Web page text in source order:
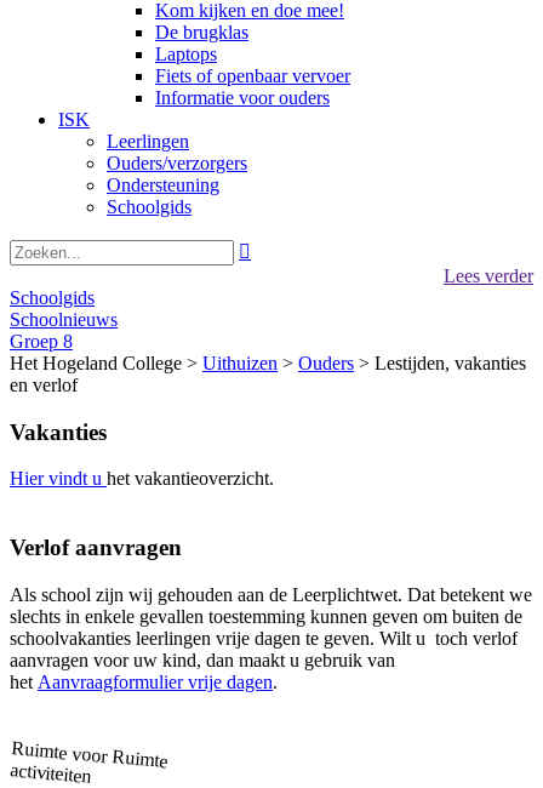
Kom kijken en doe mee!
De brugklas
Laptops
Fiets of openbaar vervoer
Informatie voor ouders
ISK
Leerlingen
Ouders/verzorgers
Ondersteuning
Schoolgids

Lees verder
Schoolgids
Schoolnieuws
Groep 8
Het Hogeland College > Uithuizen > Ouders > Lestijden, vakanties
en verlof
Vakanties
Hier vindt u het vakantieoverzicht.
Verlof aanvragen
Als school zijn wij gehouden aan de Leerplichtwet. Dat betekent we
slechts in enkele gevallen toestemming kunnen geven om buiten de
schoolvakanties leerlingen vrije dagen te geven. Wilt u toch verlof
aanvragen voor uw kind, dan maakt u gebruik van
het Aanvraagformulier vrije dagen.
Ruimte voorRuimte
activiteiten